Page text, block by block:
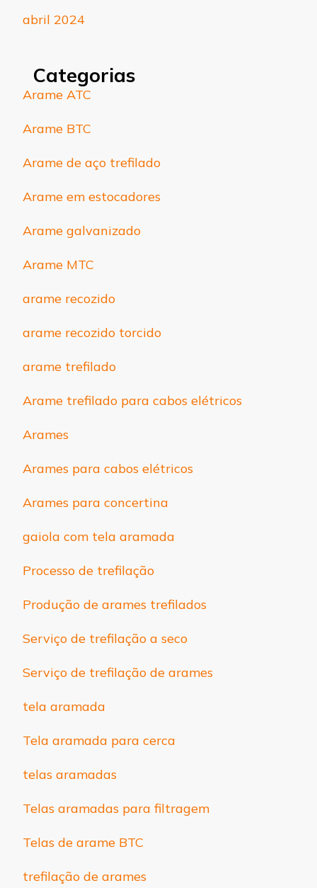
abril 2024
Categorias
Arame ATC
Arame BTC
Arame de aço trefilado
Arame em estocadores
Arame galvanizado
Arame MTC
arame recozido
arame recozido torcido
arame trefilado
Arame trefilado para cabos elétricos
Arames
Arames para cabos elétricos
Arames para concertina
gaiola com tela aramada
Processo de trefilação
Produção de arames trefilados
Serviço de trefilação a seco
Serviço de trefilação de arames
tela aramada
Tela aramada para cerca
telas aramadas
Telas aramadas para filtragem
Telas de arame BTC
trefilação de arames